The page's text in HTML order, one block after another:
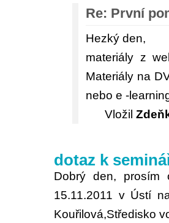
Re: První
Hezký den,
materiály z
Materiály na
nebo e -
Vložil
dotaz k
Dobrý den,
15.11.2011 v Ústí
Kouřilová,Středisko